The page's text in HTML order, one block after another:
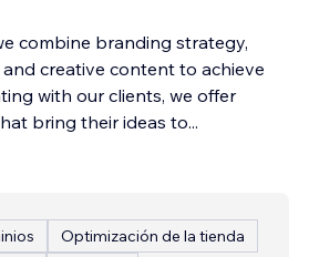
combine branding strategy,
creative content to achieve
with our clients, we offer
bring their ideas to...
Optimización de la tienda